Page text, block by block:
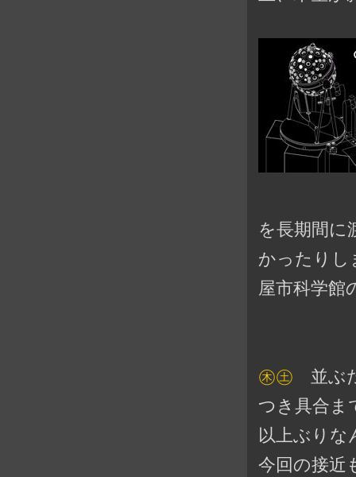
を長期間に
かったりし
屋市科学館
㊍㊏ 並ぶ
つき具合ま
以上ぶり
今回の接近